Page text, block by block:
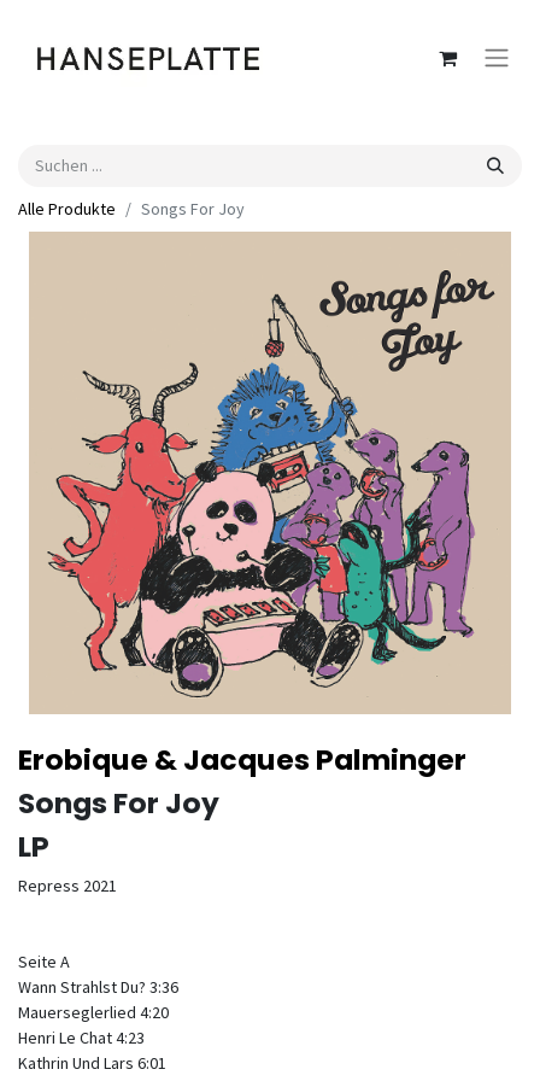
Alle Produkte Songs For Joy
Erobique & Jacques Palminger
Songs For Joy
LP
Repress 2021
Seite A
Wann Strahlst Du? 3:36
Mauerseglerlied 4:20
Henri Le Chat 4:23
Kathrin Und Lars 6:01